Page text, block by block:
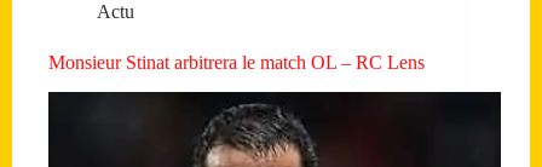
Actu
Monsieur Stinat arbitrera le match OL – RC Lens